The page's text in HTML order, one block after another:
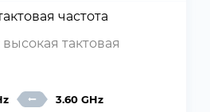
частота
тактовая
3.60 GHz